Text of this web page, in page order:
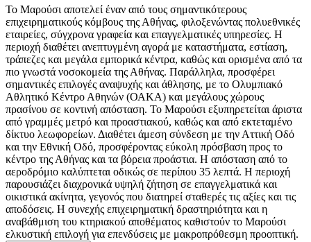
Το Μαρούσι αποτελεί έναν από τους σημαντικότερους
επιχειρηματικούς κόμβους της Αθήνας, φιλοξενώντας πολυεθνικές
εταιρείες, σύγχρονα γραφεία και επαγγελματικές υπηρεσίες. Η
περιοχή διαθέτει ανεπτυγμένη αγορά με καταστήματα, εστίαση,
τράπεζες και μεγάλα εμπορικά κέντρα, καθώς και ορισμένα από τα
πιο γνωστά νοσοκομεία της Αθήνας. Παράλληλα, προσφέρει
σημαντικές επιλογές αναψυχής και άθλησης, με το Ολυμπιακό
Αθλητικό Κέντρο Αθηνών (ΟΑΚΑ) και μεγάλους χώρους
πρασίνου σε κοντινή απόσταση. Το Μαρούσι εξυπηρετείται άριστα
από γραμμές μετρό και προαστιακού, καθώς και από εκτεταμένο
δίκτυο λεωφορείων. Διαθέτει άμεση σύνδεση με την Αττική Οδό
και την Εθνική Οδό, προσφέροντας εύκολη πρόσβαση προς το
κέντρο της Αθήνας και τα βόρεια προάστια. Η απόσταση από το
αεροδρόμιο καλύπτεται οδικώς σε περίπου 35 λεπτά. Η περιοχή
παρουσιάζει διαχρονικά υψηλή ζήτηση σε επαγγελματικά και
οικιστικά ακίνητα, γεγονός που διατηρεί σταθερές τις αξίες και τις
αποδόσεις. Η συνεχής επιχειρηματική δραστηριότητα και η
αναβάθμιση του κτηριακού αποθέματος καθιστούν το Μαρούσι
ελκυστική επιλογή για επενδύσεις με μακροπρόθεσμη προοπτική.